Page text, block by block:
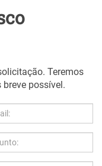
Teremos
possível.